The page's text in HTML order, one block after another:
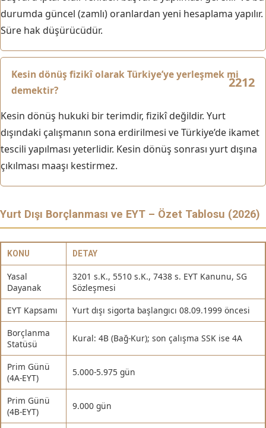
durumda güncel (zamlı) oranlardan yeni hesaplama yapılır.
Süre hak düşürücüdür.
Kesin dönüş fizikî olarak Türkiye’ye yerleşmek mi
demektir?
Kesin dönüş hukuki bir terimdir, fizikî değildir. Yurt
dışındaki çalışmanın sona erdirilmesi ve Türkiye’de ikamet
tescili yapılması yeterlidir. Kesin dönüş sonrası yurt dışına
çıkılması maaşı kestirmez.
Yurt Dışı Borçlanması ve EYT – Özet Tablosu (2026)
KONU DETAY
Yasal
Dayanak
3201 s.K., 5510 s.K., 7438 s. EYT Kanunu, SG
Sözleşmesi
EYT Kapsamı
Yurt dışı sigorta başlangıcı 08.09.1999 öncesi
Borçlanma
Statüsü
Kural: 4B (Bağ-Kur); son çalışma SSK ise 4A
Prim Günü
(4A-EYT)
5.000-5.975 gün
Prim Günü
(4B-EYT)
9.000 gün